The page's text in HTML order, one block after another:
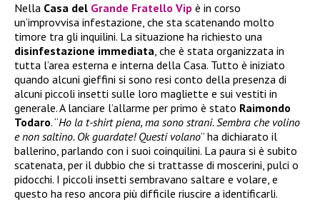
Nella Casa del Grande Fratello Vip è in corso
un’improvvisa infestazione, che sta scatenando molto
timore tra gli inquilini. La situazione ha richiesto una
disinfestazione immediata, che è stata organizzata in
tutta l’area esterna e interna della Casa. Tutto è iniziato
quando alcuni gieffini si sono resi conto della presenza di
alcuni piccoli insetti sulle loro magliette e sui vestiti in
generale. A lanciare l’allarme per primo è stato Raimondo
Todaro. “Ho la t-shirt piena, ma sono strani. Sembra che volino
e non saltino. Ok guardate! Questi volano” ha dichiarato il
ballerino, parlando con i suoi coinquilini. La paura si è subito
scatenata, per il dubbio che si trattasse di moscerini, pulci o
pidocchi. I piccoli insetti sembravano saltare e volare, e
questo ha reso ancora più difficile riuscire a identificarli.